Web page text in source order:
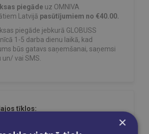
piegāde uz OMNIVA
Latvijā pasūtījumiem no €40.00.
piegāde jebkurā GLOBUSS
1-5 darba dienu laikā, kad
būs gatavs saņemšanai, saņemsi
vai SMS.
tīklos:
×